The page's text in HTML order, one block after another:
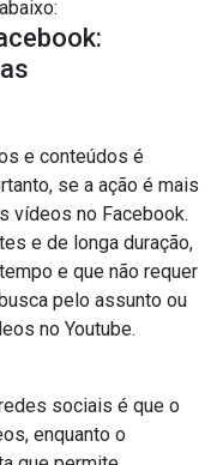
e conteúdos é
se a ação é mais
vídeos no Facebook.
e de longa duração,
e que não requer
pelo assunto ou
no Youtube.
sociais é que o
enquanto o